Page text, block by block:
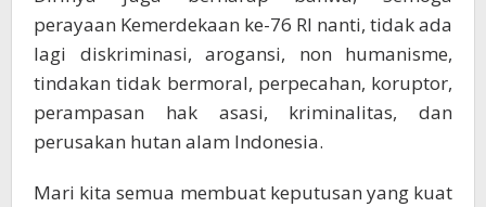
perayaan Kemerdekaan ke-76 RI nanti, tidak ada
lagi diskriminasi, arogansi, non humanisme,
tindakan tidak bermoral, perpecahan, koruptor,
perampasan hak asasi, kriminalitas, dan
perusakan hutan alam Indonesia.
Mari kita semua membuat keputusan yang kuat